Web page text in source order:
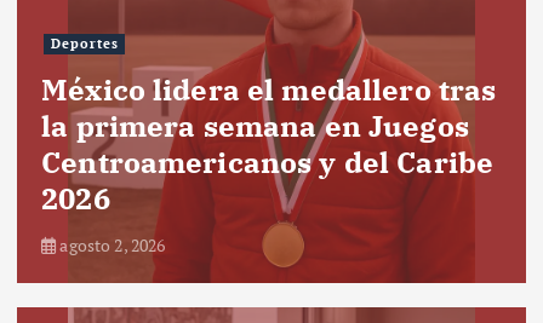
Deportes
México lidera el medallero tras
la primera semana en Juegos
Centroamericanos y del Caribe
2026
agosto 2, 2026